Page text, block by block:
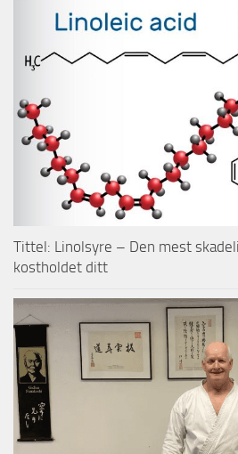
Tittel: Linolsyre – Den mest
kostholdet ditt